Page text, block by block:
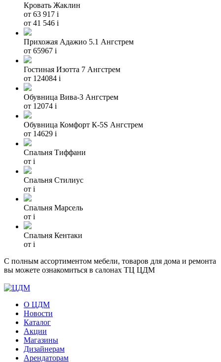
Кровать Жаклин
от 63 917 i
от 41 546 i
Прихожая Адажио 5.1 Ангстрем
от 65967 i
Гостиная Изотта 7 Ангстрем
от 124084 i
Обувница Вива-3 Ангстрем
от 12074 i
Обувница Комфорт К-5S Ангстрем
от 14629 i
Спальня Тиффани
от i
Спальня Стилиус
от i
Спальня Марсель
от i
Спальня Кентаки
от i
С полным ассортиментом мебели, товаров для дома и ремонта
вы можете ознакомиться в салонах ТЦ ЦДМ
О ЦДМ
Новости
Каталог
Акции
Магазины
Дизайнерам
Арендаторам